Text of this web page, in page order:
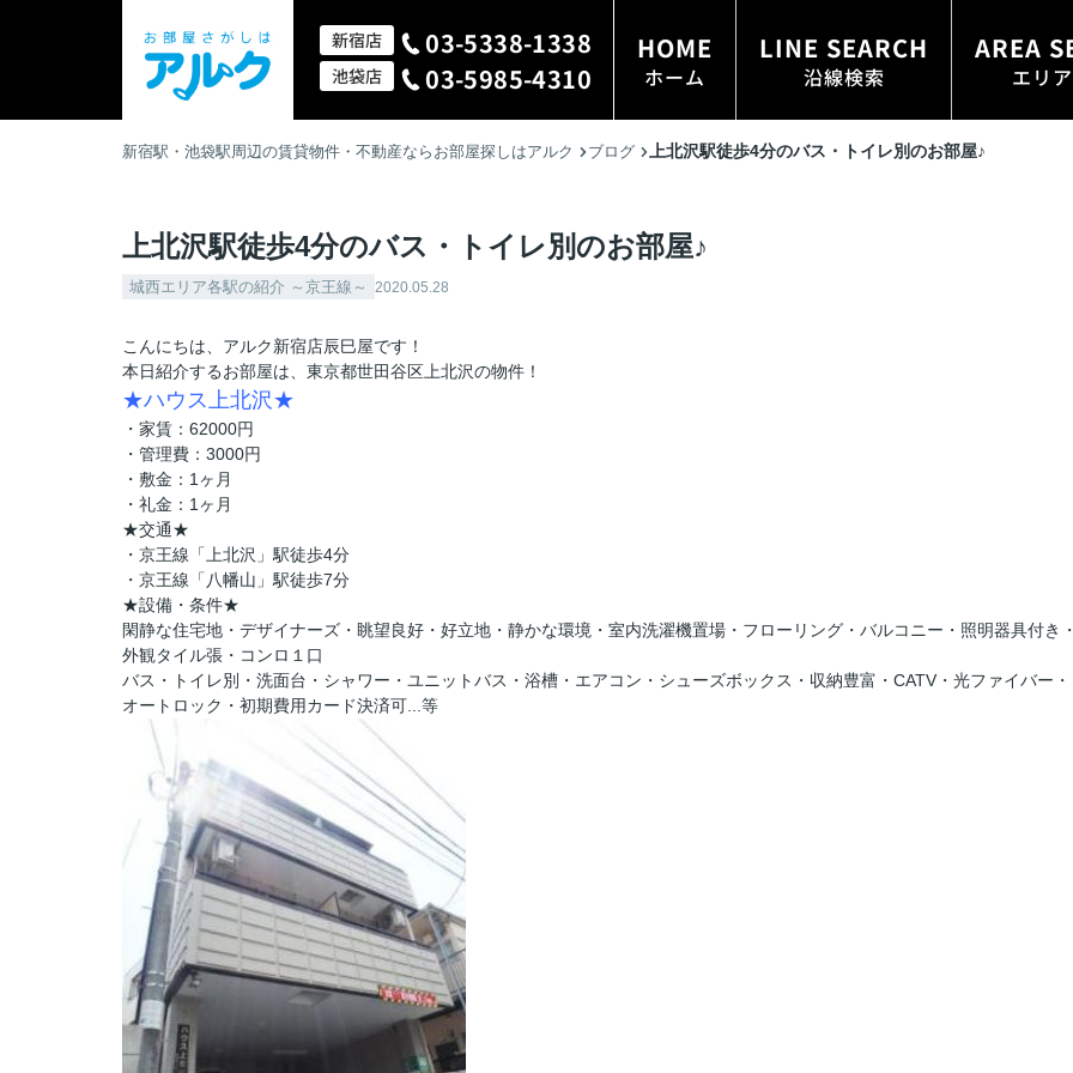
新宿店 03-5338-1338
池袋店 03-5985-4310
HOME
ホーム
LINE SEARCH
沿線検索
AREA
エリ
新宿駅・池袋駅周辺の賃貸物件・不動産ならお部屋探しはアルク ブログ 上北沢駅徒歩4分のバス・トイレ別のお部屋♪
上北沢駅徒歩4分のバス・トイレ別のお部屋♪
城西エリア各駅の紹介 ～京王線～ 2020.05.28
こんにちは、アルク新宿店辰巳屋です！
本日紹介するお部屋は、東京都世田谷区上北沢の物件！
★ハウス上北沢★
・家賃：62000円
・管理費：3000円
・敷金：1ヶ月
・礼金：1ヶ月
★交通★
・京王線「上北沢」駅徒歩4分
・京王線「八幡山」駅徒歩7分
★設備・条件★
閑静な住宅地・デザイナーズ・眺望良好・好立地・静かな環境・室内洗濯機置場・フローリング・バルコニー・照明器具付き
外観タイル張・コンロ１口
バス・トイレ別・洗面台・シャワー・ユニットバス・浴槽・エアコン・シューズボックス・収納豊富・CATV・光ファイバー・
オートロック・初期費用カード決済可...等